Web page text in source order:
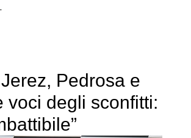
.
Pedrosa e
voci degli sconfitti: